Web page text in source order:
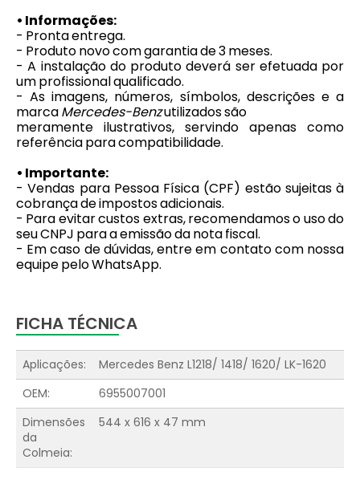
• Informações:
- Pronta entrega.
- Produto novo com garantia de 3 meses.
- A instalação do produto deverá ser efetuada por
um profissional qualificado.
- As imagens, números, símbolos, descrições e a
marcaMercedes-Benzutilizados são
meramente ilustrativos, servindo apenas como
referência para compatibilidade.
• Importante:
- Vendas para Pessoa Física (CPF) estão sujeitas à
cobrança de impostos adicionais.
- Para evitar custos extras, recomendamos o uso do
seu CNPJ para a emissão da nota fiscal.
- Em caso de dúvidas, entre em contato com nossa
equipe pelo WhatsApp.
FICHA TÉCNICA
Aplicações:
Mercedes Benz L1218/ 1418/ 1620/ LK-1620
OEM:
6955007001
Dimensões
da
Colmeia:
544 x 616 x 47 mm